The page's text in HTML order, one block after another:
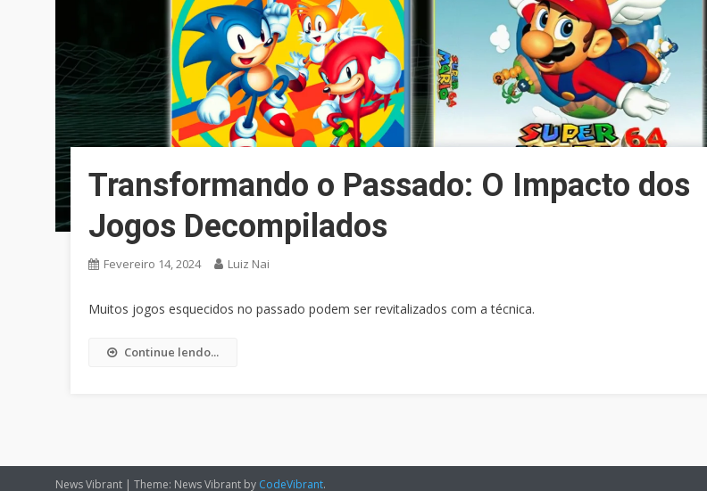
Transformando o Passado: O Impacto dos
Jogos Decompilados
Fevereiro 14, 2024 Luiz Nai
Muitos jogos esquecidos no passado podem ser revitalizados com a técnica.
Continue lendo...
News Vibrant | Theme: News Vibrant by CodeVibrant.